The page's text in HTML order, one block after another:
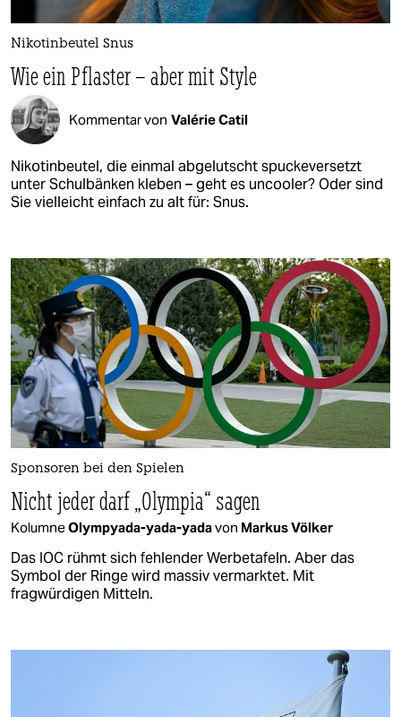
Nikotinbeutel Snus
Wie ein Pflaster – aber mit Style
Kommentar von Valérie Catil
Nikotinbeutel, die einmal abgelutscht spuckeversetzt
unter Schulbänken kleben – geht es uncooler? Oder sind
Sie vielleicht einfach zu alt für: Snus.
Sponsoren bei den Spielen
Nicht jeder darf „Olympia“ sagen
KolumneOlympyada-yada-yadavon Markus Völker
Das IOC rühmt sich fehlender Werbetafeln. Aber das
Symbol der Ringe wird massiv vermarktet. Mit
fragwürdigen Mitteln.